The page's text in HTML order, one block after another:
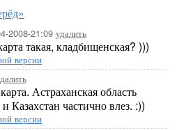
2008-21:09 удалить
такая, кладбищенская? )))
версии
Астраханская область
Казахстан частично влез. :))
версии